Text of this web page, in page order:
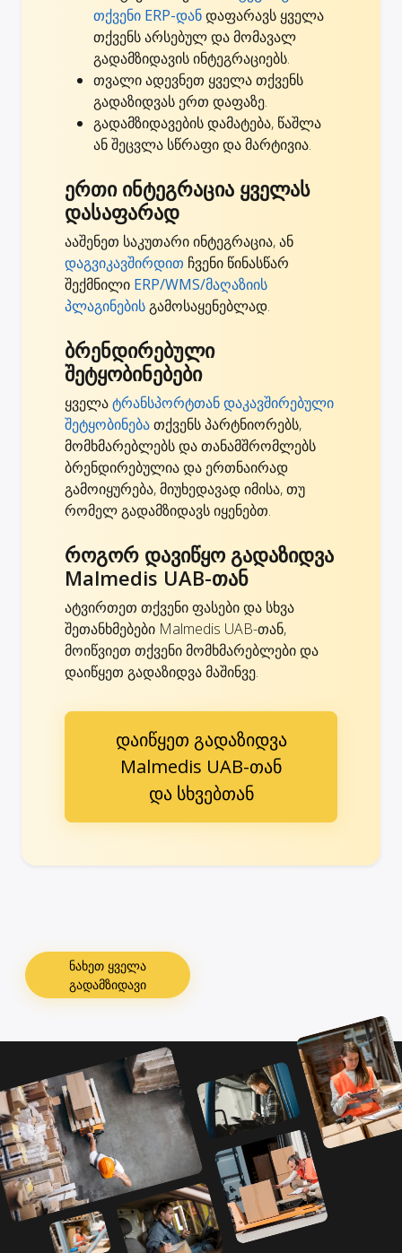
თქვენი ERP-დანდაფარავს ყველა
თქვენს არსებულ და მომავალ
გადამზიდავის ინტეგრაციებს.
თვალი ადევნეთ ყველა თქვენს
გადაზიდვას ერთ დაფაზე.
გადამზიდავების დამატება, წაშლა
ან შეცვლა სწრაფი და მარტივია.
ერთი ინტეგრაცია ყველას
დასაფარად
ააშენეთ საკუთარი ინტეგრაცია, ან
დაგვიკავშირდით ჩვენი წინასწარ
შექმნილი ERP/WMS/მაღაზიის
პლაგინებისგამოსაყენებლად.
ბრენდირებული
შეტყობინებები
ყველატრანსპორტთან დაკავშირებული
შეტყობინებათქვენს პარტნიორებს,
მომხმარებლებს და თანამშრომლებს
ბრენდირებულია და ერთნაირად
გამოიყურება, მიუხედავად იმისა, თუ
რომელ გადამზიდავს იყენებთ.
როგორ დავიწყო გადაზიდვა
Malmedis UAB-თან
ატვირთეთ თქვენი ფასები და სხვა
შეთანხმებები Malmedis UAB-თან,
მოიწვიეთ თქვენი მომხმარებლები და
დაიწყეთ გადაზიდვა მაშინვე.
დაიწყეთ გადაზიდვა
Malmedis UAB-თან
და სხვებთან
ნახეთ ყველა
გადამზიდავი